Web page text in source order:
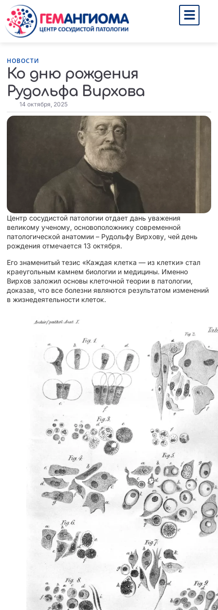
НОВОСТИ
Ко дню рождения
Рудольфа Вирхова
14 октября, 2025
Центр сосудистой патологии отдает дань уважения
великому ученому, основоположнику современной
патологической анатомии – Рудольфу Вирхову, чей день
рождения отмечается 13 октября.
Его знаменитый тезис «Каждая клетка — из клетки» стал
краеугольным камнем биологии и медицины. Именно
Вирхов заложил основы клеточной теории в патологии,
доказав, что все болезни являются результатом изменений
в жизнедеятельности клеток.